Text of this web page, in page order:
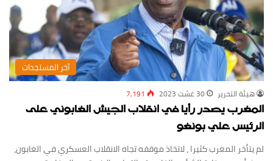
‏آخر المستجدات
‏هيئة ‏التحرير 30 غشت 2023 7,191
المغرب يصدر رأيا في انقلاب الجيش الغابوني على
الرئيس علي بونغو
لم يتأخر المغرب كثيرا ، لاتخاذ موقفه تجاه الانقلاب العسكري في الغابون،